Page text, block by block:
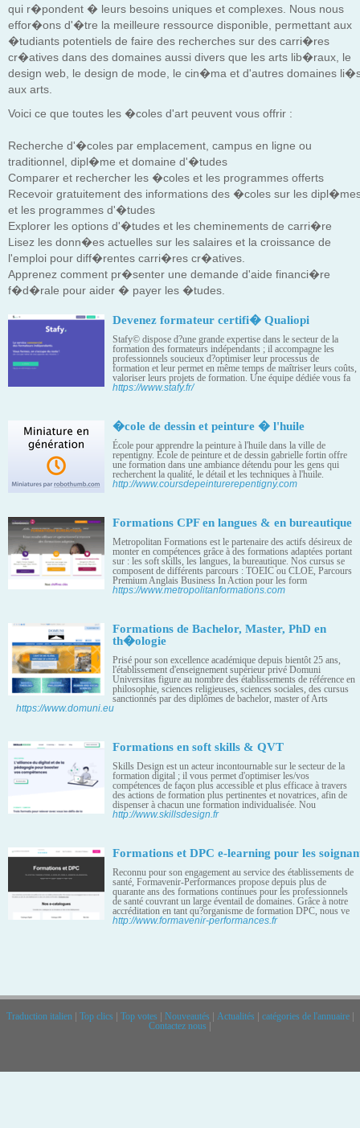
qui r�pondent � leurs besoins uniques et complexes. Nous nous
effor�ons d'�tre la meilleure ressource disponible, permettant aux
�tudiants potentiels de faire des recherches sur des carri�res
cr�atives dans des domaines aussi divers que les arts lib�raux, le
design web, le design de mode, le cin�ma et d'autres domaines
aux arts.
Voici ce que toutes les �coles d'art peuvent vous offrir :
Recherche d'�coles par emplacement, campus en ligne ou
traditionnel, dipl�me et domaine d'�tudes
Comparer et rechercher les �coles et les programmes offerts
Recevoir gratuitement des informations des �coles sur les
et les programmes d'�tudes
Explorer les options d'�tudes et les cheminements de carri�re
Lisez les donn�es actuelles sur les salaires et la croissance de
l'emploi pour diff�rentes carri�res cr�atives.
Apprenez comment pr�senter une demande d'aide financi�re
f�d�rale pour aider � payer les �tudes.
Devenez formateur certifi� Qualiopi
Stafy© dispose d?une grande expertise dans le secteur de la
formation des formateurs indépendants ; il accompagne les
professionnels soucieux d?optimiser leur processus de
formation et leur permet en même temps de maîtriser leurs coûts,
valoriser leurs projets de formation. Une équipe dédiée vous fa
https://www.stafy.fr/
�cole de dessin et peinture � l'huile
École pour apprendre la peinture à l'huile dans la ville de
repentigny. École de peinture et de dessin gabrielle fortin offre
une formation dans une ambiance détendu pour les gens qui
recherchent la qualité, le détail et les techniques à l'huile.
http://www.coursdepeinturerepentigny.com
Formations CPF en langues & en bureautique
Metropolitan Formations est le partenaire des actifs désireux de
monter en compétences grâce à des formations adaptées portant
sur : les soft skills, les langues, la bureautique. Nos cursus se
composent de différents parcours : TOEIC ou CLOE, Parcours
Premium Anglais Business In Action pour les form
https://www.metropolitanformations.com
Formations de Bachelor, Master, PhD en
th�ologie
Prisé pour son excellence académique depuis bientôt 25 ans,
l'établissement d'enseignement supérieur privé Domuni
Universitas figure au nombre des établissements de référence en
philosophie, sciences religieuses, sciences sociales, des cursus
sanctionnés par des diplômes de bachelor, master of Arts
https://www.domuni.eu
Formations en soft skills & QVT
Skills Design est un acteur incontournable sur le secteur de la
formation digital ; il vous permet d'optimiser les/vos
compétences de façon plus accessible et plus efficace à travers
des actions de formation plus pertinentes et novatrices, afin de
dispenser à chacun une formation individualisée. Nou
http://www.skillsdesign.fr
Formations et DPC e-learning pour les
Reconnu pour son engagement au service des établissements de
santé, Formavenir-Performances propose depuis plus de
quarante ans des formations continues pour les professionnels
de santé couvrant un large éventail de domaines. Grâce à notre
accréditation en tant qu?organisme de formation DPC, nous ve
http://www.formavenir-performances.fr
Traduction italien| Top clics Top votes Nouveautés Actualités catégories de l'annuaire|
Contactez nous